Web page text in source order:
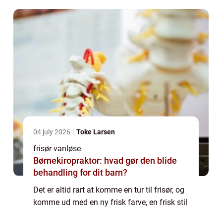
04 july 2026 Toke Larsen
frisør vanløse
Børnekiropraktor: hvad gør den blide
behandling for dit barn?
Det er altid rart at komme en tur til frisør, og
komme ud med en ny frisk farve, en frisk stil